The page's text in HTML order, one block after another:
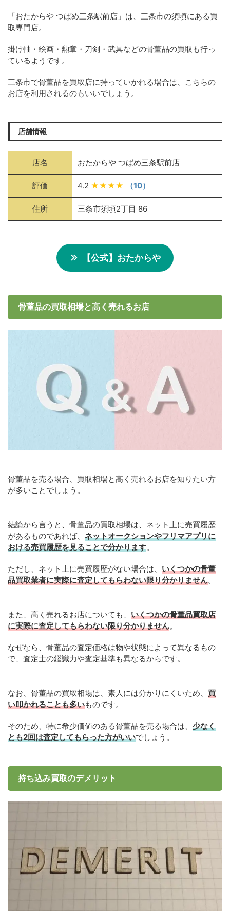
「おたからや つばめ三条駅前店」は、三条市の須頃にある買
取専門店。
掛け軸・絵画・勲章・刀剣・武具などの骨董品の買取も行っ
ているようです。
三条市で骨董品を買取店に持っていかれる場合は、こちらの
お店を利用されるのもいいでしょう。
店舗情報
店名 おたからや つばめ三条駅前店
評価 4.2 ★★★★ （10）
住所 三条市須頃2丁目 86
【公式】おたからや
骨董品の買取相場と高く売れるお店
骨董品を売る場合、買取相場と高く売れるお店を知りたい方
が多いことでしょう。
結論から言うと、骨董品の買取相場は、ネット上に売買履歴
があるものであれば、 ネットオークションやフリマアプリに
おける売買履歴を見ることで分かります。
ただし、ネット上に売買履歴がない場合は、 いくつかの骨董
品買取業者に実際に査定してもらわない限り分かりません。
また、高く売れるお店についても、 いくつかの骨董品買取店
に実際に査定してもらわない限り分かりません。
なぜなら、骨董品の査定価格は物や状態によって異なるもの
で、査定士の鑑識力や査定基準も異なるからです。
なお、骨董品の買取相場は、素人には分かりにくいため、 買
い叩かれることも多いものです。
そのため、特に希少価値のある骨董品を売る場合は、 少なく
とも2回は査定してもらった方がいいでしょう。
持ち込み買取のデメリット